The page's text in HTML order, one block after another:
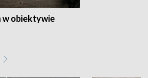
w obiektywie